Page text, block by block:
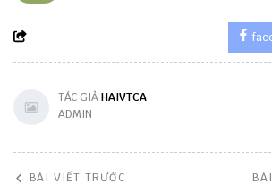
TÁC GIẢHAIVTCA
ADMIN
BÀI VIẾT TRƯỚC